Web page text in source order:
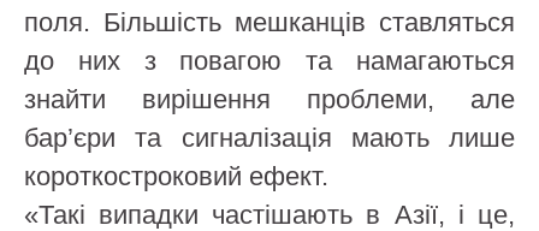
поля. Більшість мешканців ставляться
до них з повагою та намагаються
знайти вирішення проблеми, але
бар’єри та сигналізація мають лише
короткостроковий ефект.
«Такі випадки частішають в Азії, і це,